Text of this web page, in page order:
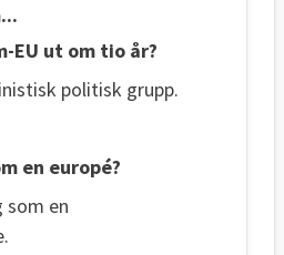
EU ut om tio år?
politisk grupp.
en europé?
som en